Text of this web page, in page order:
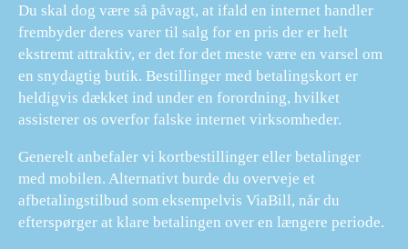
Du skal dog være så påvagt, at ifald en internet handler
frembyder deres varer til salg for en pris der er helt
ekstremt attraktiv, er det for det meste være en varsel om
en snydagtig butik. Bestillinger med betalingskort er
heldigvis dækket ind under en forordning, hvilket
assisterer os overfor falske internet virksomheder.
Generelt anbefaler vi kortbestillinger eller betalinger
med mobilen. Alternativt burde du overveje et
afbetalingstilbud som eksempelvis ViaBill, når du
efterspørger at klare betalingen over en længere periode.